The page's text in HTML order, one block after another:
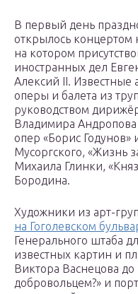
В первый день
открылось концертом
на котором
иностранных дел
Алексий II. Известные
оперы и балета из
руководством
Владимира
опер «Борис
Мусоргского, «Жизнь
Михаила Глинки,
Бородина.
Художники из арт-
на Гоголевском
Генерального штаба
известных картин и
Виктора Васнецова до
добровольцем?» и